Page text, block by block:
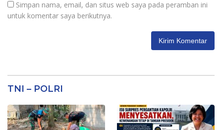
Simpan nama, email, dan situs web saya pada peramban ini
untuk komentar saya berikutnya.
TNI – POLRI